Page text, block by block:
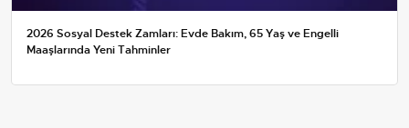
2026 Sosyal Destek Zamları: Evde Bakım, 65 Yaş ve Engelli
Maaşlarında Yeni Tahminler